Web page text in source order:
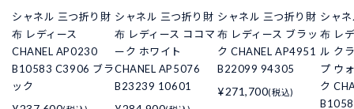
シャネル 三つ折り財
布 レディース
CHANEL AP0230
B10583 C3906 ブラ
ック
シャネル 三つ折り財
布 レディース ココマ
ーク ホワイト
CHANEL AP5076
B23239 10601
シャネル 三つ折り財
布 レディース ブラッ
ク CHANEL AP4951
B22099 94305
¥271,700(税込)
シャ
布 レ
ル ク
プ ウ
ク